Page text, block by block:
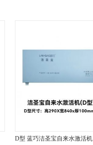
D型 蓝巧洁圣宝自来水激活机